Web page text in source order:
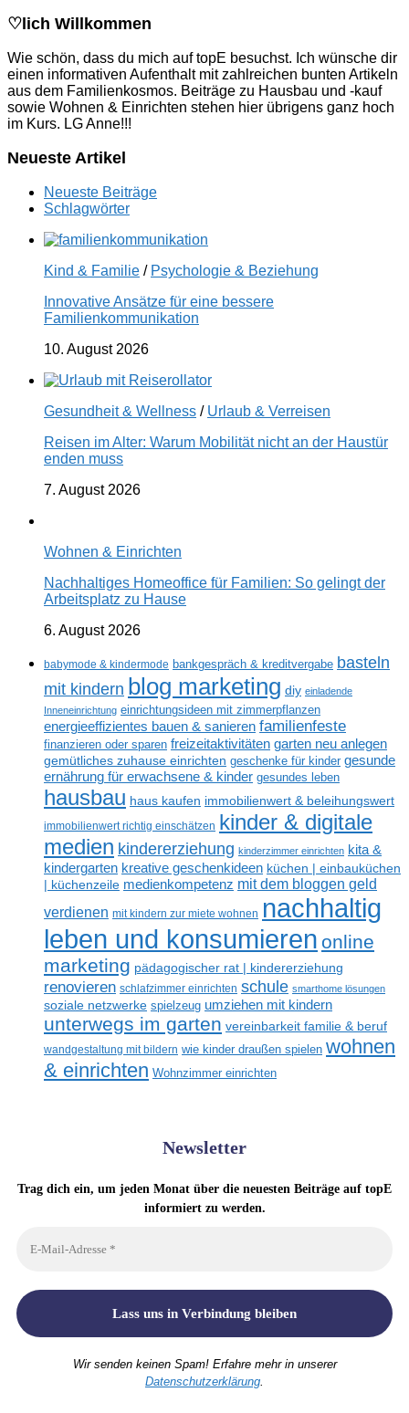
♡lich Willkommen
Wie schön, dass du mich auf topE besuchst. Ich wünsche dir
einen informativen Aufenthalt mit zahlreichen bunten Artikeln
aus dem Familienkosmos. Beiträge zu Hausbau und -kauf
sowie Wohnen & Einrichten stehen hier übrigens ganz hoch
im Kurs. LG Anne!!!
Neueste Artikel
Neueste Beiträge
Schlagwörter
Kind & Familie / Psychologie & Beziehung
Innovative Ansätze für eine bessere
Familienkommunikation
10. August 2026
Gesundheit & Wellness / Urlaub & Verreisen
Reisen im Alter: Warum Mobilität nicht an der Haustür
enden muss
7. August 2026
Wohnen & Einrichten
Nachhaltiges Homeoffice für Familien: So gelingt der
Arbeitsplatz zu Hause
6. August 2026
babymode & kindermode bankgespräch & kreditvergabe basteln
mit kindern blog marketing diy einladende
Inneneinrichtung einrichtungsideen mit zimmerpflanzen
energieeffizientes bauen & sanieren familienfeste
finanzieren oder sparen freizeitaktivitäten garten neu anlegen
gemütliches zuhause einrichten geschenke für kinder gesunde
ernährung für erwachsene & kinder gesundes leben
hausbau haus kaufen immobilienwert & beleihungswert
immobilienwert richtig einschätzen kinder & digitale
medien kindererziehung kinderzimmer einrichten kita &
kindergarten kreative geschenkideen küchen | einbauküchen
| küchenzeile medienkompetenz mit dem bloggen geld
verdienen mit kindern zur miete wohnen nachhaltig
leben und konsumieren online
marketing pädagogischer rat | kindererziehung
renovieren schlafzimmer einrichten schule smarthome lösungen
soziale netzwerke spielzeug umziehen mit kindern
unterwegs im garten vereinbarkeit familie & beruf
wandgestaltung mit bildern wie kinder draußen spielen wohnen
& einrichten Wohnzimmer einrichten
Newsletter
Trag dich ein, um jeden Monat über die neuesten Beiträge auf topE
informiert zu werden.
Wir senden keinen Spam! Erfahre mehr in unserer
Datenschutzerklärung